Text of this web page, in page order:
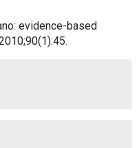
evidence-based